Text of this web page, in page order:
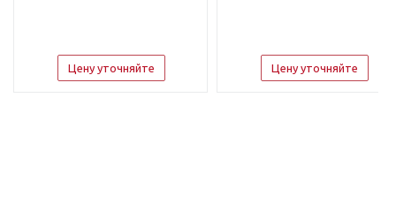
Цену уточняйте Цену уточняйте